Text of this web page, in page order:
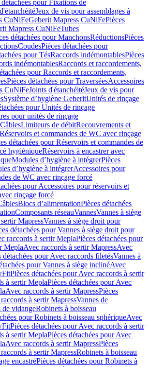
détachées pour Fixations de
Jeux de vis pour assemblages à
CuNiFeGeberit Mapress CuNiFePièces
Mapress CuNiFeTubes
détachées pour ManchonsRéductionsPièces
CoudesPièces détachées pour
pour TésRaccords indémontablesPièces
indémontablesRaccords et raccordements,
pour Raccords et raccordements,
Pièces détachées pour TraverséesAccessoires
CuNiFeJoints d'étanchéitéJeux de vis pour
Système d’hygiène GeberitUnités de rinçage
pour Unités de rinçage
pour unités de rinçage
CâblesLimiteurs de débitRecouvrements et
Réservoirs et commandes de WC avec rinçage
détachées pour Réservoirs et commandes de
hygiéniqueRéservoirs à encastrer avec
Modules d’hygiène à intégrerPièces
d’hygiène à intégrerAccessoires pour
de WC avec rinçage forcé
pour Accessoires pour réservoirs et
rinçage forcé
Blocs d’alimentationPièces détachées
Composants réseauVannesVannes à siège
MapressVannes à siège droit pour
détachées pour Vannes à siège droit pour
raccords à sertir MeplaPièces détachées pour
MeplaAvec raccords à sertir MapressAvec
détachées pour Avec raccords filetésVannes à
pour Vannes à siège inclinéAvec
Pièces détachées pour Avec raccords à sertir
à sertir MeplaPièces détachées pour Avec
Avec raccords à sertir MapressPièces
à sertir MapressVannes de
de vidangeRobinets à boisseau
pour Robinets à boisseau sphériqueAvec
Pièces détachées pour Avec raccords à sertir
à sertir MeplaPièces détachées pour Avec
Avec raccords à sertir MapressPièces
à sertir MapressRobinets à boisseau
encastréPièces détachées pour Robinets à